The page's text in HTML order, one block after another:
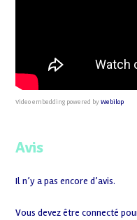
Video embedding powered byWebilop
Avis
Il n’y a pas encore d’avis.
Vous devez êtreconnecté